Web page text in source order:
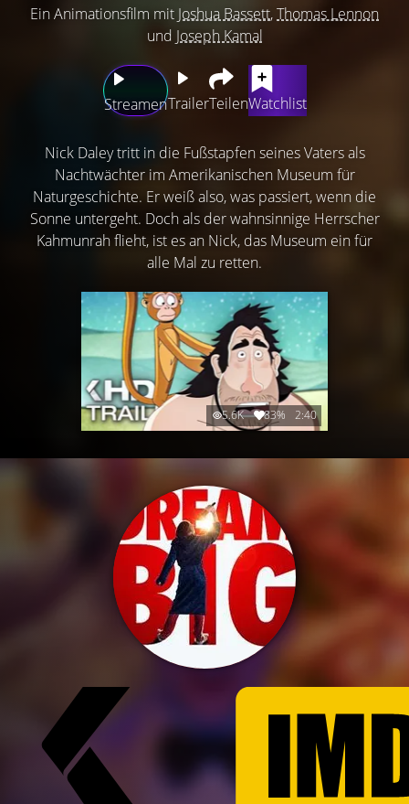
Ein Animationsfilm mit Joshua Bassett,Thomas Lennon
und Joseph Kamal
StreamenTrailerTeilenWatchlist
Nick Daley tritt in die Fußstapfen seines Vaters als
Nachtwächter im Amerikanischen Museum für
Naturgeschichte. Er weiß also, was passiert, wenn die
Sonne untergeht. Doch als der wahnsinnige Herrscher
Kahmunrah flieht, ist es an Nick, das Museum ein für
alle Mal zu retten.
5.6K 83% 2:40